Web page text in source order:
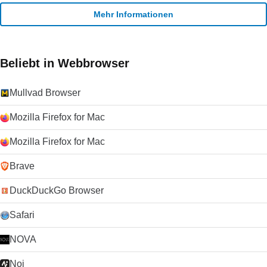
Server-System bedeutet, dass die Tonqualität besser ist als
bei den meisten VoIP-Diensten. Wenn Sie jedoch über eine
langsamere Internetverbindung verfügen, kann es zu
sein. Der Text-Chat wird nur durch sehr schlechte
Verbindungen beeinträchtigt. Die Schaltfläche Anrufqualität
Anrufqualität für jeden Ihrer Kontakte (da die Qualität von der
Internetverbindung beider Parteien abhängt).
Zusammenfassung Wenn Sie nach einem zuverlässigen und
schwer finden, Skype zu schlagen. Der Kauf von Skype durch
für seinen alternden Nachrichtendienst Windows Live
Download-Schaltfläche, um es auszuprobieren. Microsoft
erlaubt nicht mehr das Hosting seiner
Installationsprogramme. Deshalb leiten wir auf ihre
Download-Seite um.
Mehr Informationen
Beliebt in Webbrowser
Mullvad Browser
Mozilla Firefox for Mac
Mozilla Firefox for Mac
Brave
DuckDuckGo Browser
Safari
NOVA
Noi